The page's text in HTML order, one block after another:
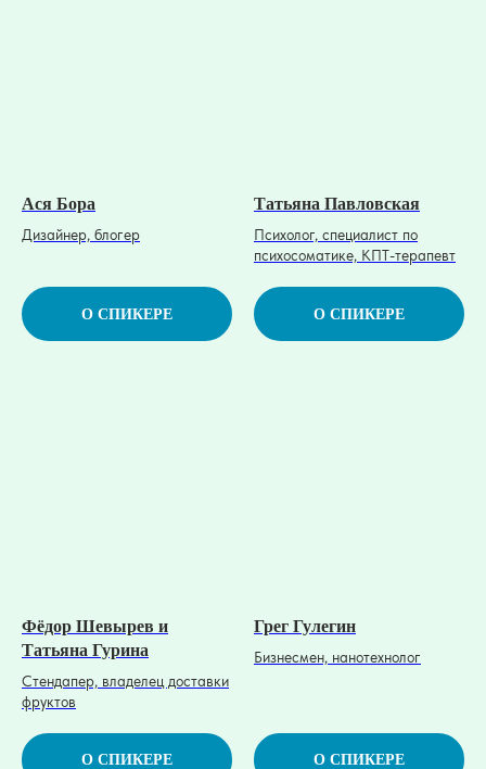
Ася Бора
Дизайнер, блогер
О СПИКЕРЕ
Татьяна Павловская
Психолог, специалист по
психосоматике, КПТ-терапевт
О СПИКЕРЕ
Фёдор Шевырев и
Татьяна Гурина
Стендапер, владелец доставки
фруктов
О СПИКЕРЕ
Грег Гулегин
Бизнесмен, нанотехнолог
О СПИКЕРЕ